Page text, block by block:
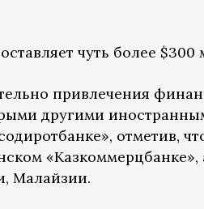
чуть более $300
привлечения
другими
отметив,
Малайзии.